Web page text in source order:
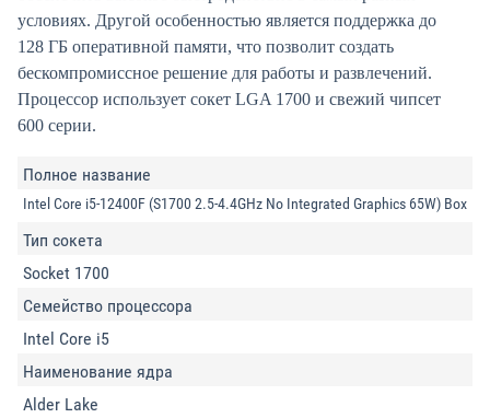
условиях. Другой особенностью является поддержка до
128 ГБ оперативной памяти, что позволит создать
бескомпромиссное решение для работы и развлечений.
Процессор использует сокет LGA 1700 и свежий чипсет
600 серии.
Полное название
Intel Core i5-12400F (S1700 2.5-4.4GHz No Integrated Graphics 65W) Box
Тип сокета
Socket 1700
Семейство процессора
Intel Core i5
Наименование ядра
Alder Lake